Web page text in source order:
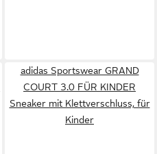
adidas Sportswear GRAND
COURT 3.0 FÜR KINDER
Sneaker mit Klettverschluss, für
Kinder